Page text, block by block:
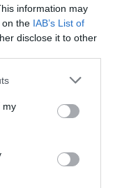
information may
on the IAB’s List of
disclose it to other
my